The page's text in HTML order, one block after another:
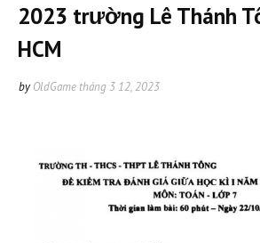
2023 trường Lê Thánh
HCM
by OldGame tháng 3 12, 2023